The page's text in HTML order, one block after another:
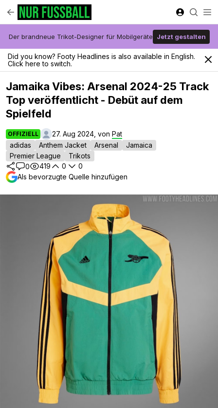
Der brandneue Trikot-Designer für Mobilgeräte Jetzt gestalten
Did you know? Footy Headlines is also available in English.
Click here to switch.
Jamaika Vibes: Arsenal 2024-25 Track
Top veröffentlicht - Debüt auf dem
Spielfeld
OFFIZIELL 27. Aug 2024, von Pat
adidas
Anthem Jacket Arsenal
Jamaica
Premier League
Trikots
0
419 0
0
Als bevorzugte Quelle hinzufügen